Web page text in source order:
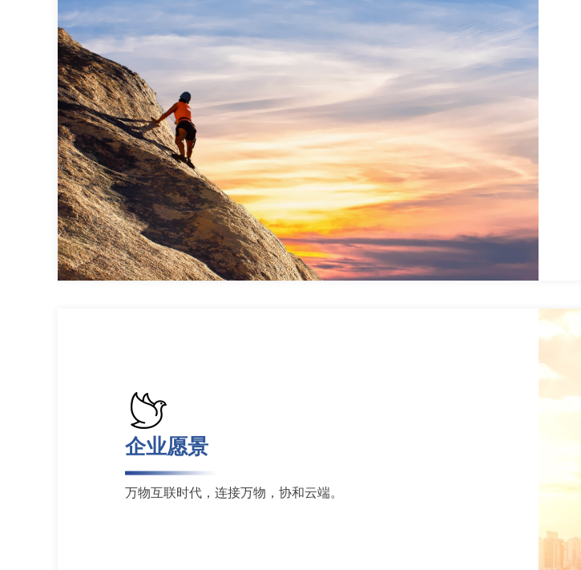
企业愿景
万物互联时代，连接万物，协和云端。